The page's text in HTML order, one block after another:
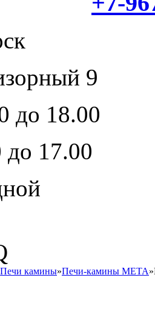
9
до 18.00
до 17.00
Печи камины»Печи-камины МЕТА»